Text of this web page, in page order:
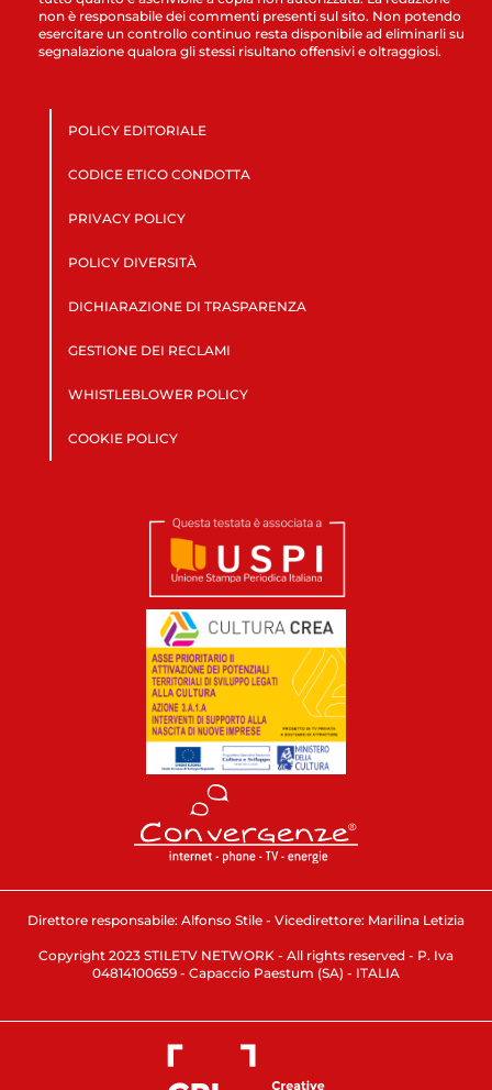
non è responsabile dei commenti presenti sul sito. Non potendo
esercitare un controllo continuo resta disponibile ad eliminarli su
segnalazione qualora gli stessi risultano offensivi e oltraggiosi.
POLICY EDITORIALE
CODICE ETICO CONDOTTA
PRIVACY POLICY
POLICY DIVERSITÀ
DICHIARAZIONE DI TRASPARENZA
GESTIONE DEI RECLAMI
WHISTLEBLOWER POLICY
COOKIE POLICY
Direttore responsabile: Alfonso Stile - Vicedirettore: Marilina Letizia
Copyright 2023 STILETV NETWORK - All rights reserved - P. Iva
04814100659 - Capaccio Paestum (SA) - ITALIA